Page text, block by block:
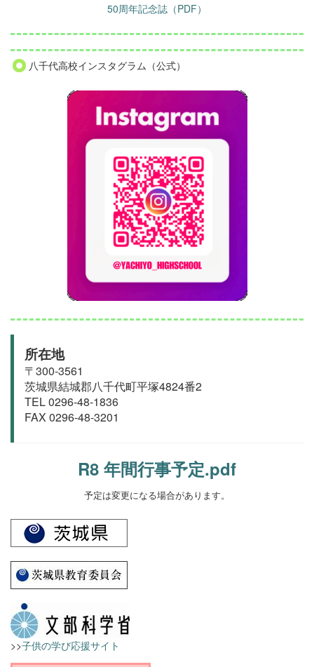
50周年記念誌（PDF）
八千代高校インスタグラム（公式）
所在地
〒300-3561
茨城県結城郡八千代町平塚4824番2
TEL 0296-48-1836
FAX 0296-48-3201
R8 年間行事予定.pdf
予定は変更になる場合があります。
>>子供の学び応援サイト